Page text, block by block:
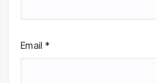
Email *